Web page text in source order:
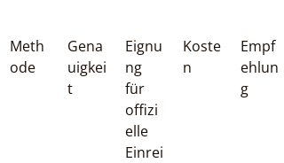
Meth
ode
Gena
uigkei
t
Eignu
ng
für
offizi
elle
Einrei
Koste
n
Empf
ehlun
g